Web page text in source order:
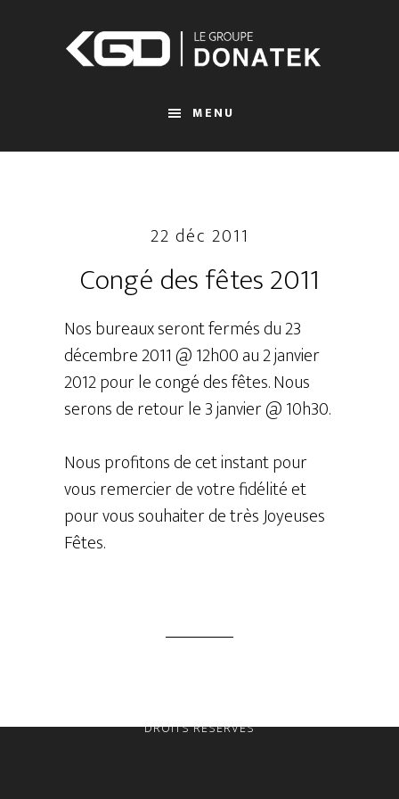
MENU
22 déc 2011
Congé des fêtes 2011
Nos bureaux seront fermés du 23
décembre 2011 @ 12h00 au 2 janvier
2012 pour le congé des fêtes. Nous
serons de retour le 3 janvier @ 10h30.
Nous profitons de cet instant pour
vous remercier de votre fidélité et
pour vous souhaiter de très Joyeuses
Fêtes.
DROITS RÉSERVÉS